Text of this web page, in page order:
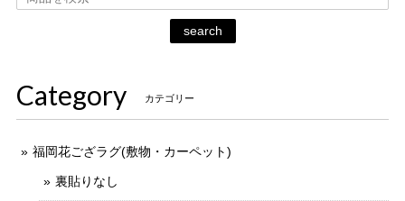
search
Category カテゴリー
福岡花ござラグ(敷物・カーペット)
裏貼りなし